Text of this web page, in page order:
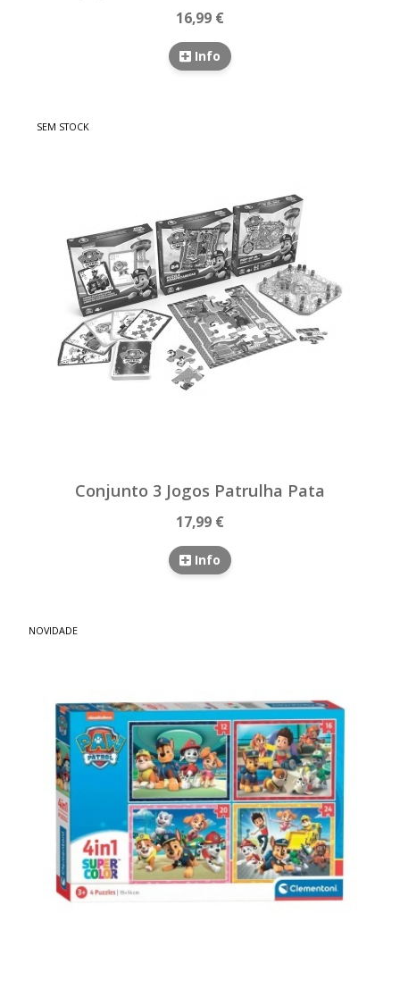
16,99 €
Info
SEM STOCK
Conjunto 3 Jogos Patrulha Pata
17,99 €
Info
NOVIDADE